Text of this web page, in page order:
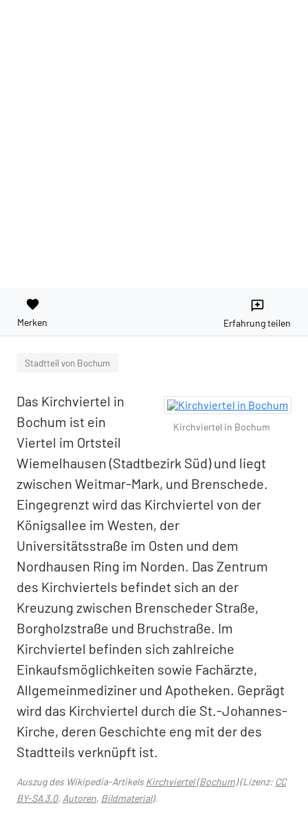
favorite
Merken
reviews
Erfahrung teilen
Stadtteil von Bochum
Kirchviertel in Bochum
Das Kirchviertel in
Bochum ist ein
Viertel im Ortsteil
Wiemelhausen (Stadtbezirk Süd) und liegt
zwischen Weitmar-Mark, und Brenschede.
Eingegrenzt wird das Kirchviertel von der
Königsallee im Westen, der
Universitätsstraße im Osten und dem
Nordhausen Ring im Norden. Das Zentrum
des Kirchviertels befindet sich an der
Kreuzung zwischen Brenscheder Straße,
Borgholzstraße und Bruchstraße. Im
Kirchviertel befinden sich zahlreiche
Einkaufsmöglichkeiten sowie Fachärzte,
Allgemeinmediziner und Apotheken. Geprägt
wird das Kirchviertel durch die St.-Johannes-
Kirche, deren Geschichte eng mit der des
Stadtteils verknüpft ist.
Auszug des Wikipedia-ArtikelsKirchviertel (Bochum)(Lizenz: CC
BY-SA 3.0, Autoren, Bildmaterial).